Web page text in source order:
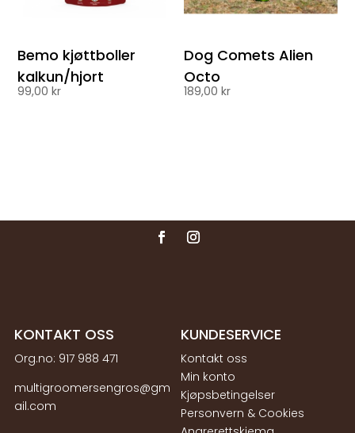
Bemo kjøttboller
kalkun/hjort
99,00kr
Dog Comets Alien
Octo
189,00kr
KONTAKT OSS
Org.no: 917 988 471
multigroomersengros@gm
ail.com
KUNDESERVICE
Kontakt oss
Min konto
Kjøpsbetingelser
Personvern & Cookies